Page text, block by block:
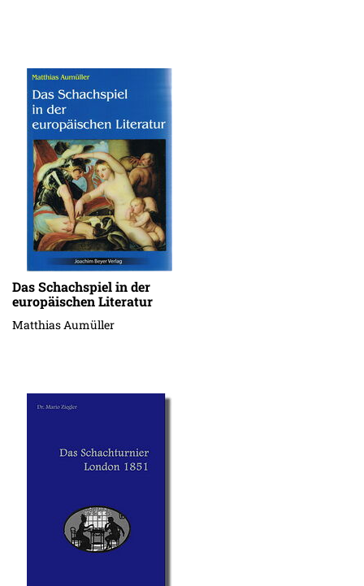
Das Schachspiel in der
europäischen Literatur
Matthias Aumüller